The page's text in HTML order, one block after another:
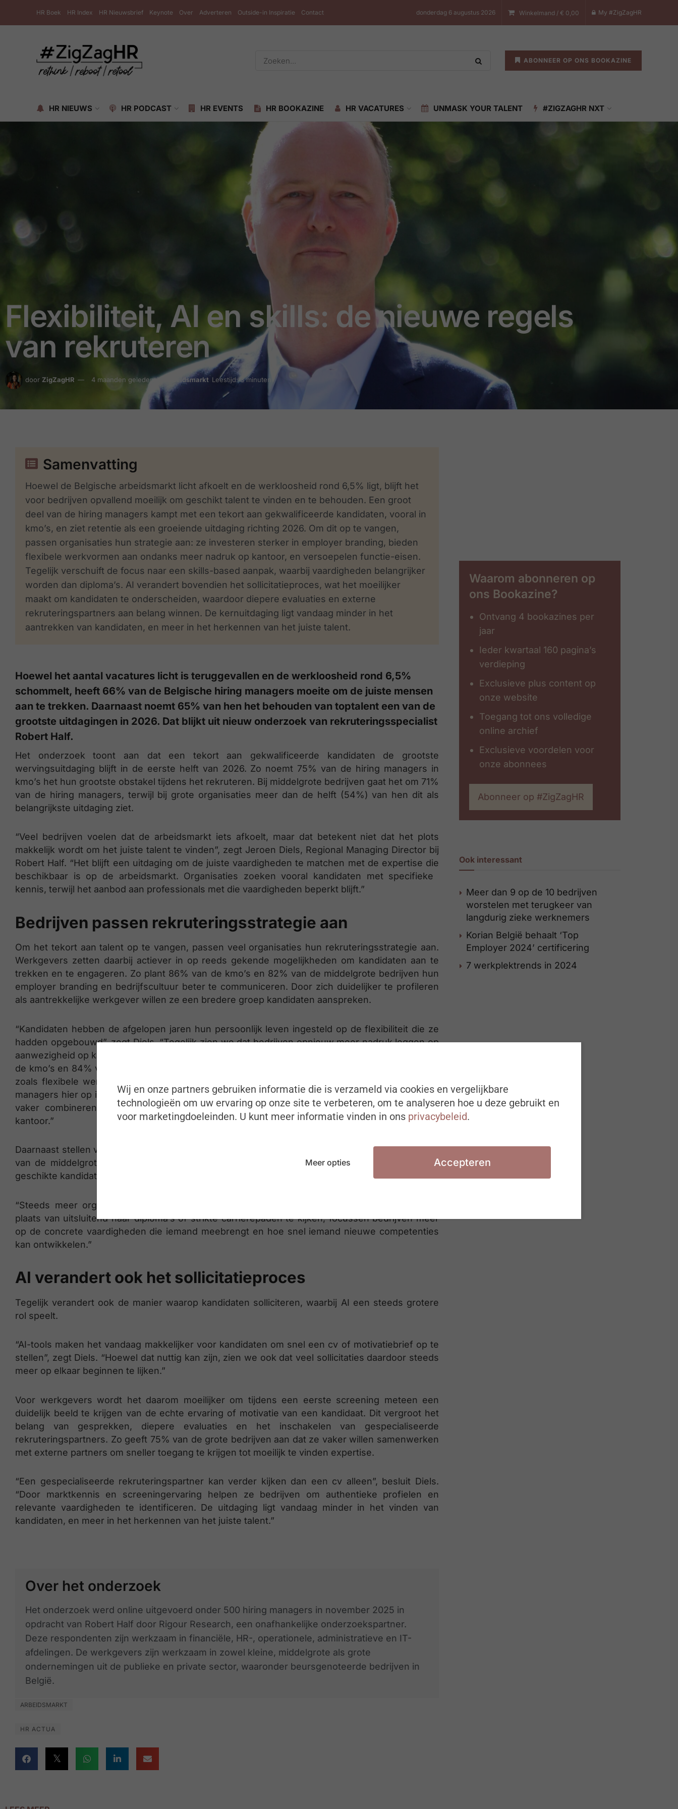
HR Boek HR Index HR Nieuwsbrief Keynote Over Adverteren Outside-in Inspiratie Contact donderdag 6 augustus 2026 Winkelmand / € 0,00 My #ZigZagHR
ABONNEER OP ONS BOOKAZINE
HR NIEUWS HR PODCAST HR EVENTS HR BOOKAZINE HR VACATURES UNMASK YOUR TALENT #ZIGZAGHR NXT
Flexibiliteit, AI en skills: de nieuwe regels
van rekruteren
door ZigZagHR 4 maanden geleden in Arbeidsmarkt Leestijd: 3 minuten
Samenvatting
Hoewel de Belgische arbeidsmarkt licht afkoelt en de werkloosheid rond 6,5% ligt, blijft het
voor bedrijven opvallend moeilijk om geschikt talent te vinden en te behouden. Een groot
deel van de hiring managers kampt met een tekort aan gekwalificeerde kandidaten, vooral in
kmo’s, en ziet retentie als een groeiende uitdaging richting 2026. Om dit op te vangen,
passen organisaties hun strategie aan: ze investeren sterker in employer branding, bieden
flexibele werkvormen aan ondanks meer nadruk op kantoor, en versoepelen functie-eisen.
Tegelijk verschuift de focus naar een skills-based aanpak, waarbij vaardigheden belangrijker
worden dan diploma’s. AI verandert bovendien het sollicitatieproces, wat het moeilijker
maakt om kandidaten te onderscheiden, waardoor diepere evaluaties en externe
rekruteringspartners aan belang winnen. De kernuitdaging ligt vandaag minder in het
aantrekken van kandidaten, en meer in het herkennen van het juiste talent.
Hoewel het aantal vacatures licht is teruggevallen en de werkloosheid rond 6,5%
schommelt, heeft 66% van de Belgische hiring managers moeite om de juiste mensen
aan te trekken. Daarnaast noemt 65% van hen het behouden van toptalent een van de
grootste uitdagingen in 2026. Dat blijkt uit nieuw onderzoek van rekruteringsspecialist
Robert Half.
Het onderzoek toont aan dat een tekort aan gekwalificeerde kandidaten de grootste
wervingsuitdaging blijft in de eerste helft van 2026. Zo noemt 75% van de hiring managers in
kmo’s het hun grootste obstakel tijdens het rekruteren. Bij middelgrote bedrijven gaat het om 71%
van de hiring managers, terwijl bij grote organisaties meer dan de helft (54%) van hen dit als
belangrijkste uitdaging ziet.
“Veel bedrijven voelen dat de arbeidsmarkt iets afkoelt, maar dat betekent niet dat het plots
makkelijk wordt om het juiste talent te vinden”, zegt Jeroen Diels, Regional Managing Director bij
Robert Half. “Het blijft een uitdaging om de juiste vaardigheden te matchen met de expertise die
beschikbaar is op de arbeidsmarkt. Organisaties zoeken vooral kandidaten met specifieke ​
kennis, terwijl het aanbod aan professionals met die vaardigheden beperkt blijft.”
Bedrijven passen rekruteringsstrategie aan
Om het tekort aan talent op te vangen, passen veel organisaties hun rekruteringsstrategie aan.
Werkgevers zetten daarbij actiever in op reeds gekende mogelijkheden om kandidaten aan te
trekken en te engageren. Zo plant 86% van de kmo’s en 82% van de middelgrote bedrijven hun
employer branding en bedrijfscultuur beter te communiceren. Door zich duidelijker te profileren
als aantrekkelijke werkgever willen ze een bredere groep kandidaten aanspreken.
“Kandidaten hebben de afgelopen jaren hun persoonlijk leven ingesteld op de flexibiliteit die ze
hadden opgebouwd”, zegt Diels. “Tegelijk zien we dat bedrijven opnieuw meer nadruk leggen op
aanwezigheid op kantoor, wat een duidelijk spanningsveld creëert tussen beide partijen. 85% van
de kmo’s en 84% van de middelgrote bedrijven blijft daarom dit soort werkregelingen aanbieden,
zoals flexibele werkuren of hybride werken. Ook bij grote organisaties zet 69% van de hiring
managers hier op in. Dat toont aan dat werkgevers flexibiliteit blijven aanbieden, maar die steeds
vaker combineren met duidelijkere verwachtingen rond aanwezigheid en samenwerking op
kantoor.”
Daarnaast stellen veel werkgevers hun verwachtingen bij. Zo zeggen 84% van de kmo’s en 82%
van de middelgrote bedrijven dat ze bepaalde functievereisten minder strikt interpreteren om
geschikte kandidaten niet te verliezen.
“Steeds meer organisaties evolueren richting een meer skills-based aanpak”, zegt Diels. “In
plaats van uitsluitend naar diploma’s of strikte carrièrepaden te kijken, focussen bedrijven meer
op de concrete vaardigheden die iemand meebrengt en hoe snel iemand nieuwe competenties
kan ontwikkelen.”
AI verandert ook het sollicitatieproces
Tegelijk verandert ook de manier waarop kandidaten solliciteren, waarbij AI een steeds grotere
rol speelt.
“AI-tools maken het vandaag makkelijker voor kandidaten om snel een cv of motivatiebrief op te
stellen”, zegt Diels. “Hoewel dat nuttig kan zijn, zien we ook dat veel sollicitaties daardoor steeds
meer op elkaar beginnen te lijken.”
Voor werkgevers wordt het daarom moeilijker om tijdens een eerste screening meteen een
duidelijk beeld te krijgen van de echte ervaring of motivatie van een kandidaat. Dit vergroot het
belang van gesprekken, diepere evaluaties en het inschakelen van gespecialiseerde
rekruteringspartners. Zo geeft 75% van de grote bedrijven aan dat ze vaker willen samenwerken
met externe partners om sneller toegang te krijgen tot moeilijk te vinden expertise.
“Een gespecialiseerde rekruteringspartner kan verder kijken dan een cv alleen”, besluit Diels.
“Door marktkennis en screeningervaring helpen ze bedrijven om authentieke profielen en
relevante vaardigheden te identificeren. De uitdaging ligt vandaag minder in het vinden van
kandidaten, en meer in het herkennen van het juiste talent.”
Over het onderzoek
Het onderzoek werd online uitgevoerd onder 500 hiring managers in november 2025 in
opdracht van Robert Half door Rigour Research, een onafhankelijke onderzoekspartner.
Deze respondenten zijn werkzaam in financiële, HR-, operationele, administratieve en IT-
afdelingen. De werkgevers zijn werkzaam in zowel kleine, middelgrote als grote
ondernemingen uit de publieke en private sector, waaronder beursgenoteerde bedrijven in
België.
ARBEIDSMARKT
HR ACTUA
Waarom abonneren op
ons Bookazine?
Ontvang 4 bookazines per
jaar
Ieder kwartaal 160 pagina’s
verdieping
Exclusieve plus content op
onze website
Toegang tot ons volledige
online archief
Exclusieve voordelen voor
onze abonnees
Abonneer op #ZigZagHR
Ook interessant
Meer dan 9 op de 10 bedrijven
worstelen met terugkeer van
langdurig zieke werknemers
Korian België behaalt ‘Top
Employer 2024’ certificering
7 werkplektrends in 2024
Wij en onze partners gebruiken informatie die is verzameld via cookies en vergelijkbare
technologieën om uw ervaring op onze site te verbeteren, om te analyseren hoe u deze gebruikt en
voor marketingdoeleinden. U kunt meer informatie vinden in ons privacybeleid.
Meer opties Accepteren